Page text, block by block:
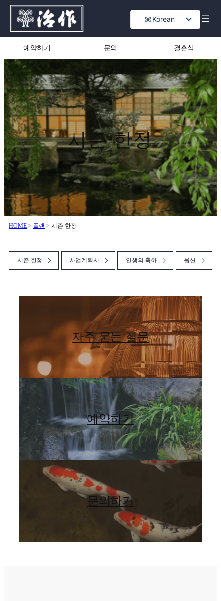
츠
로
가
기
Korean
Chinese
예약하기 문의 결혼식
시즌 한정
HOME > 플랜 > 시즌 한정
시즌 한정 사업계획서 인생의 축하 옵션
자주 묻는 질문
예약하기
문의하기